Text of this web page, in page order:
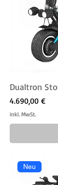
Dualtron
Preis
4.690,00 €
inkl. MwSt.
Neu